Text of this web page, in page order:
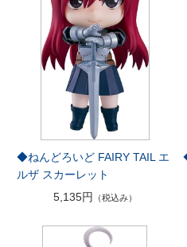
◆ねんどろいど FAIRY TAIL エ
ルザ スカーレット
5,135円
（税込み）